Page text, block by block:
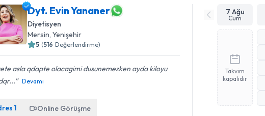
Dyt. Evin Yananer
Diyetisyen
Mersin , Yenişehir
5 (516 Değerlendirme)
asla qdapte olacagimi dusunemezken ayda kiloyu
Devamı
1 Online Görüşme
7 Ağu
Cum
Takvim
kapalıdır